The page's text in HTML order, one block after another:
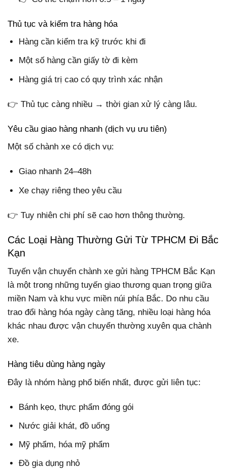
Thủ tục và kiểm tra hàng hóa
Hàng cần kiểm tra kỹ trước khi đi
Một số hàng cần giấy tờ đi kèm
Hàng giá trị cao có quy trình xác nhận
👉 Thủ tục càng nhiều → thời gian xử lý càng lâu.
Yêu cầu giao hàng nhanh (dịch vụ ưu tiên)
Một số chành xe có dịch vụ:
Giao nhanh 24–48h
Xe chạy riêng theo yêu cầu
👉 Tuy nhiên chi phí sẽ cao hơn thông thường.
Các Loại Hàng Thường Gửi Từ TPHCM Đi Bắc
Kạn
Tuyến vận chuyển chành xe gửi hàng TPHCM Bắc Kạn
là một trong những tuyến giao thương quan trọng giữa
miền Nam và khu vực miền núi phía Bắc. Do nhu cầu
trao đổi hàng hóa ngày càng tăng, nhiều loại hàng hóa
khác nhau được vận chuyển thường xuyên qua chành
xe.
Hàng tiêu dùng hàng ngày
Đây là nhóm hàng phổ biến nhất, được gửi liên tục:
Bánh kẹo, thực phẩm đóng gói
Nước giải khát, đồ uống
Mỹ phẩm, hóa mỹ phẩm
Đồ gia dụng nhỏ